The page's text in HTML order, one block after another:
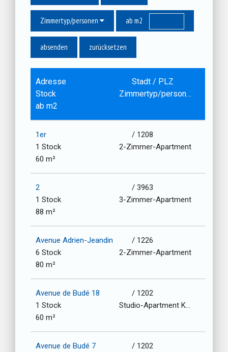
Zimmertyp/personen ab m2
zurücksetzen
Adresse
Stadt / PLZ
Stock
Zimmertyp/personen
ab m2
1er
/ 1208
1 Stock
2-Zimmer-Apartment
60 m²
2
/ 3963
1 Stock
3-Zimmer-Apartment
88 m²
Avenue Adrien-Jeandin
/ 1226
6 Stock
2-Zimmer-Apartment
80 m²
Avenue de Budé 18
/ 1202
1 Stock
Studio-Apartment Kochnische
60 m²
Avenue de Budé 7
/ 1202